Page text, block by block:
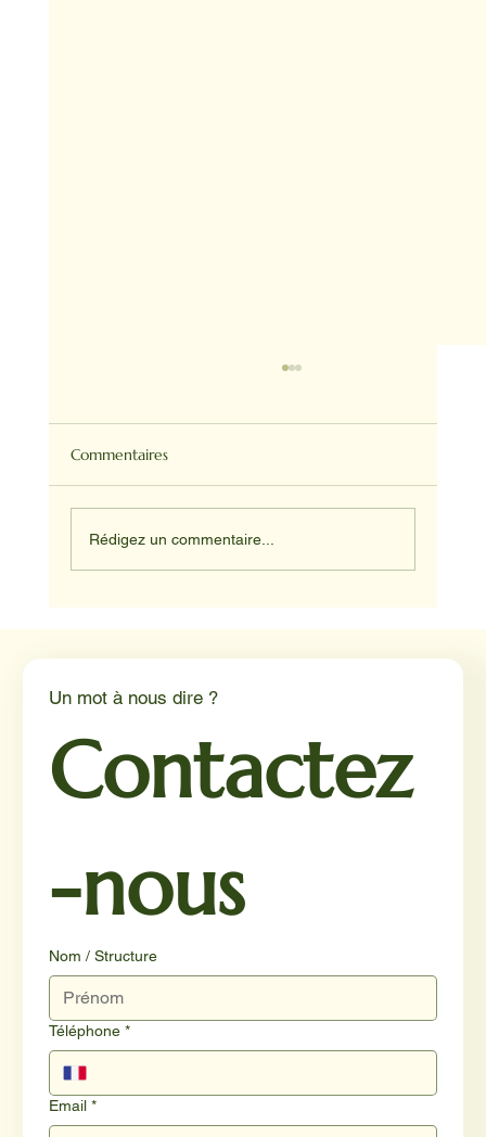
Commentaires
Rédigez un commentaire...
Un mot à nous dire ?
Contactez
-nous
Nom / Structure
Téléphone *
Email *